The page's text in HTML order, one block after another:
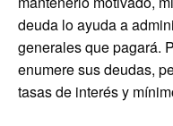
deuda lo ayuda a
generales que pagará.
enumere sus deudas,
tasas de interés y